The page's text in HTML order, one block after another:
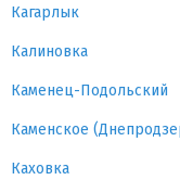
Кагарлык
Калиновка
Каменец-Подольский
Каховка